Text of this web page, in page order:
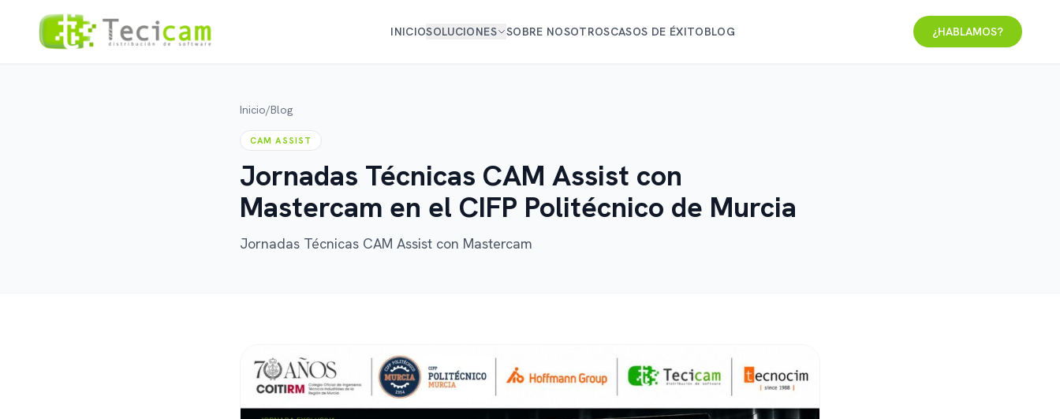
INICIOSOLUCIONES SOBRE NOSOTROSCASOS DE ÉXITOBLOG ¿HABLAMOS?
Inicio/Blog
CAM ASSIST
Jornadas Técnicas CAM Assist con
Mastercam en el CIFP Politécnico de Murcia
Jornadas Técnicas CAM Assist con Mastercam